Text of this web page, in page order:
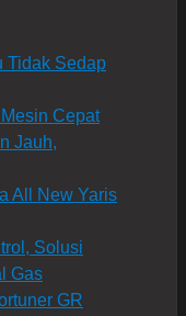
Tidak Sedap
Cepat
Jauh,
All New Yaris
Solusi
Gas
GR